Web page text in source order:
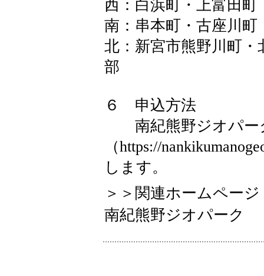
西：白浜町・上富田町
南：串本町・古座川町
北：新宮市熊野川町
部
６ 申込方法
南紀熊野ジオパー
（https://
します。
＞＞関連ホームページ
南紀熊野ジオパーク